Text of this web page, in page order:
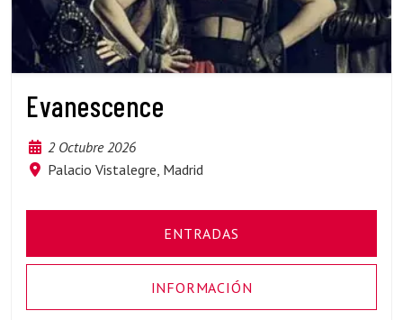
Evanescence
2 Octubre 2026
Palacio Vistalegre, Madrid
ENTRADAS
INFORMACIÓN